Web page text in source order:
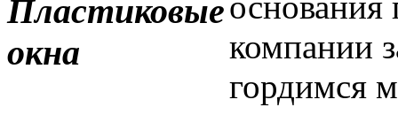
компании
гордимся